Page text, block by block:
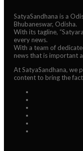
SatyaSandhana is a
Bhubaneswar, Odisha.
With its tagline,
every news.
With a team of
news that is important
At SatyaSandhana, we
content to bring the